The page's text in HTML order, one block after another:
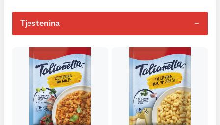
Tjestenina